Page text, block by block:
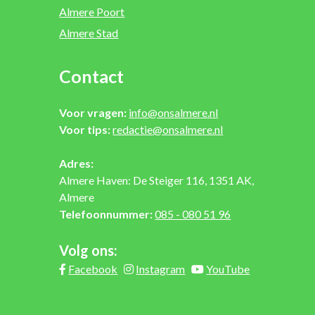
Almere Poort
Almere Stad
Contact
Voor vragen: info@onsalmere.nl
Voor tips:redactie@onsalmere.nl
Adres:
Almere Haven: De Steiger 116, 1351 AK,
Almere
Telefoonnummer:085 - 080 51 96
Volg ons:
Facebook Instagram YouTube